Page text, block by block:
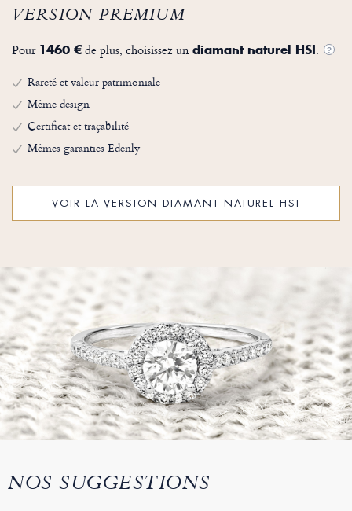
VERSION PREMIUM
Pour 1460 €de plus, choisissez un diamant naturel HSI. ?
Rareté et valeur patrimoniale
Même design
Certificat et traçabilité
Mêmes garanties Edenly
VOIR LA VERSION DIAMANT NATUREL HSI
NOS SUGGESTIONS